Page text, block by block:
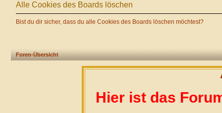
Alle Cookies des Boards löschen
Bist du dir sicher, dass du alle Cookies des Boards löschen möchtest?
Foren-Übersicht
Hier ist das